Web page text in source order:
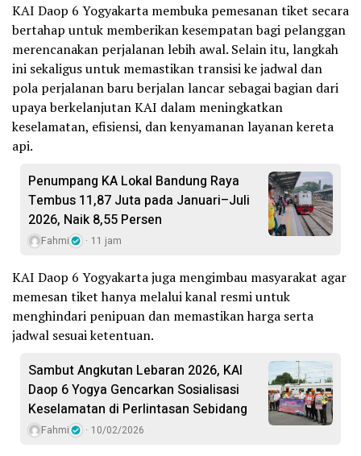
KAI Daop 6 Yogyakarta membuka pemesanan tiket secara
bertahap untuk memberikan kesempatan bagi pelanggan
merencanakan perjalanan lebih awal. Selain itu, langkah
ini sekaligus untuk memastikan transisi ke jadwal dan
pola perjalanan baru berjalan lancar sebagai bagian dari
upaya berkelanjutan KAI dalam meningkatkan
keselamatan, efisiensi, dan kenyamanan layanan kereta
api.
Penumpang KA Lokal Bandung Raya
Tembus 11,87 Juta pada Januari–Juli
2026, Naik 8,55 Persen
Fahmi 11 jam
KAI Daop 6 Yogyakarta juga mengimbau masyarakat agar
memesan tiket hanya melalui kanal resmi untuk
menghindari penipuan dan memastikan harga serta
jadwal sesuai ketentuan.
Sambut Angkutan Lebaran 2026, KAI
Daop 6 Yogya Gencarkan Sosialisasi
Keselamatan di Perlintasan Sebidang
Fahmi 10/02/2026